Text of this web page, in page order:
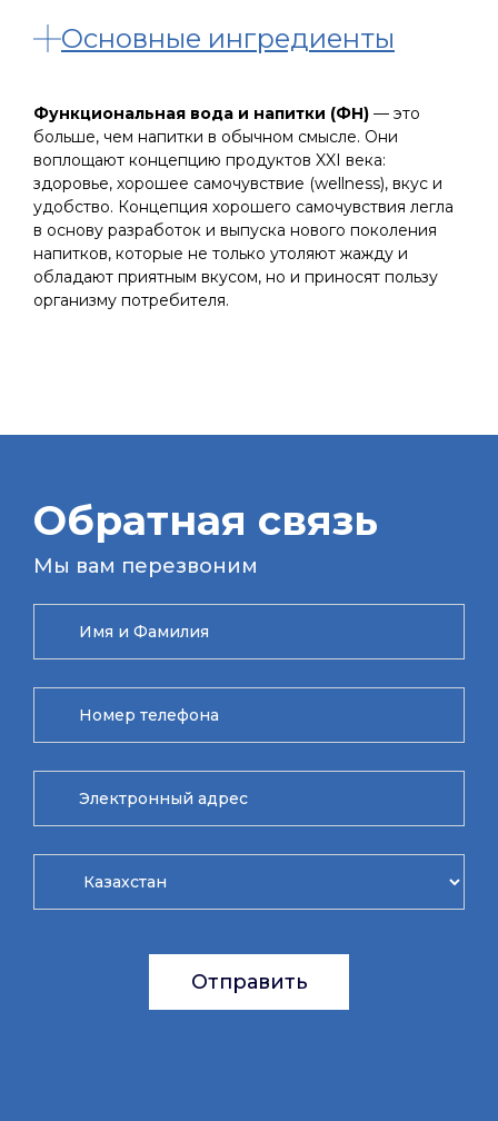
Основные ингредиенты
Функциональная вода и напитки (ФН) — это
больше, чем напитки в обычном смысле. Они
воплощают концепцию продуктов XXI века:
здоровье, хорошее самочувствие (wellness), вкус и
удобство. Концепция хорошего самочувствия легла
в основу разработок и выпуска нового поколения
напитков, которые не только утоляют жажду и
обладают приятным вкусом, но и приносят пользу
организму потребителя.
Обратная связь
Мы вам перезвоним
Отправить